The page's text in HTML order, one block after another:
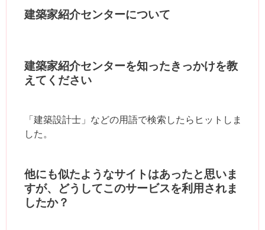
建築家紹介センターについて
建築家紹介センターを知ったきっかけを教
えてください
「建築設計士」などの用語で検索したらヒットしま
した。
他にも似たようなサイトはあったと思いま
すが、どうしてこのサービスを利用されま
したか？